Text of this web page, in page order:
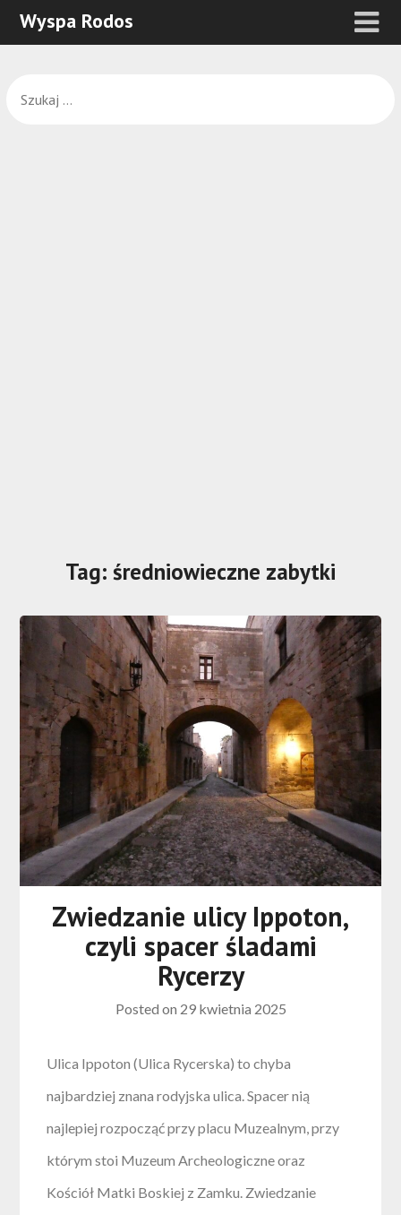
Wyspa Rodos
Tag: średniowieczne zabytki
Zwiedzanie ulicy Ippoton,
czyli spacer śladami
Rycerzy
Posted on 29 kwietnia 2025
Ulica Ippoton (Ulica Rycerska) to chyba
najbardziej znana rodyjska ulica. Spacer nią
najlepiej rozpocząć przy placu Muzealnym, przy
którym stoi Muzeum Archeologiczne oraz
Kościół Matki Boskiej z Zamku. Zwiedzanie